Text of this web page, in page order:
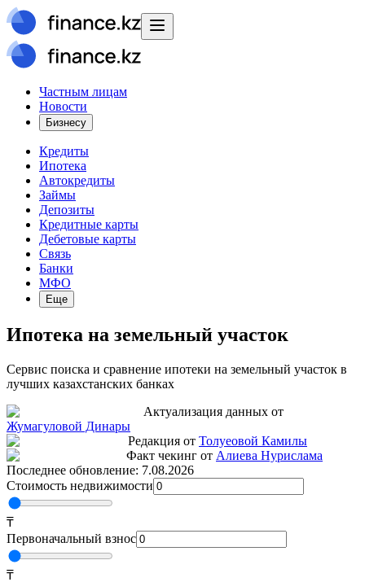
Частным лицам
Новости
Бизнесу
Кредиты
Ипотека
Автокредиты
Займы
Депозиты
Кредитные карты
Дебетовые карты
Связь
Банки
МФО
Еще
Ипотека на земельный участок
Сервис поиска и сравнение ипотеки на земельный участок в
лучших казахстанских банках
Актуализация данных от
Жумагуловой Динары
Редакция от Толуеовой Камилы
Факт чекинг от Алиева Нурислама
Последнее обновление: 7.08.2026
Стоимость недвижимости
₸
Первоначальный взнос
₸